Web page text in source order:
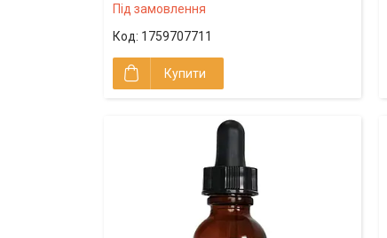
Під замовлення
1759707711
Купити